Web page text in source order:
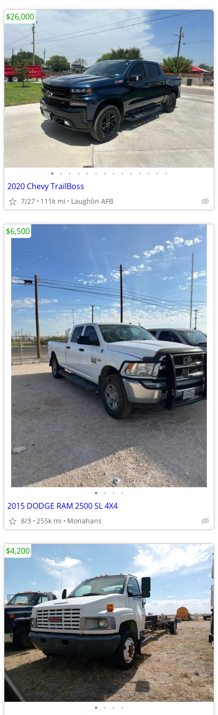
• • • • • • • • • • • • • •
2020 Chevy TrailBoss
7/27 111k mi Laughlin AFB
$26,000
• • • •
2015 DODGE RAM 2500 SL 4X4
8/3 255k mi Monahans
$6,500
• • • •
$4,200